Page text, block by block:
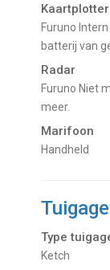
Kaartplotter
Furuno Intern geheugen geeft soms alarm, interne
batterij van
Radar
Furuno Niet meer aangesloten, geeft geen radarbeeld
meer.
Marifoon
Handheld
Tuigage
Type
Ketch